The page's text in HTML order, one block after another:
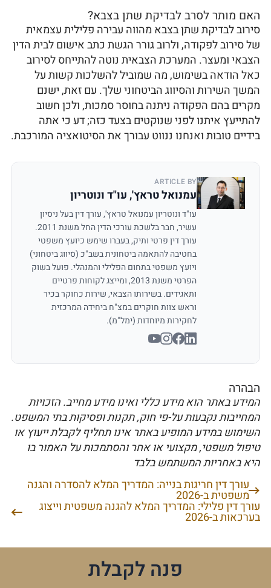
האם מותר לסרב לבדיקת שתן בצבא?
סירוב לבדיקת שתן בצבא מהווה עבירה פלילית עצמאית
של סירוב לפקודה, ולרוב גורר הגשת כתב אישום לבית הדין
הצבאי ומעצר. המערכת הצבאית נוטה להתייחס לסירוב
כאל הודאה בשימוש, מה שמוביל להשלכות קשות על
המשך השירות והסיווג הביטחוני שלך. עם זאת, ישנם
מקרים בהם הפקודה ניתנה בחוסר סמכות, ולכן חשוב
להתייעץ איתנו לפני שנוקטים בצעד כזה; דע כי אתה
בידיים טובות ואנחנו ננווט עבורך את הסיטואציה המורכבת.
ARTICLE BY
עמנואל טראץ', עו"ד ונוטריון
עו"ד ונוטריון עמנואל טראץ', עורך דין בעל ניסיון
עשיר, חבר בלשכת עורכי הדין החל משנת 2011.
עורך דין פרטי ותיק, בעברו שימש כיועץ משפטי
בחטיבה להתאמה ביטחונית בשב"כ (סיווג ביטחוני)
ויועץ משפטי בתחום הפלילי והמנהלי. פועל בשוק
הפרטי משנת 2013, ומייצג לקוחות פרטיים
ותאגידים. בשירותו הצבאי, שירות כחוקר בכיר
וראש צוות חוקרים במצ"ח ביחידה המרכזית
לחקירות מיוחדות (ימל"מ).
הבהרה
המידע באתר הוא מידע כללי ואינו מידע מחייב. הזכויות
המחייבות נקבעות על-פי חוק, תקנות ופסיקות בתי המשפט.
השימוש במידע המופיע באתר אינו תחליף לקבלת ייעוץ או
טיפול משפטי, מקצועי או אחר והסתמכות על האמור בו
היא באחריות המשתמש בלבד
ניווטעורך דין חריגות בנייה: המדריך המלא להסדרה והגנה
משפטית ב-2026
עורך דין פלילי: המדריך המלא להגנה משפטית וייצוג
בערכאות ב-2026
פנה לקבלת